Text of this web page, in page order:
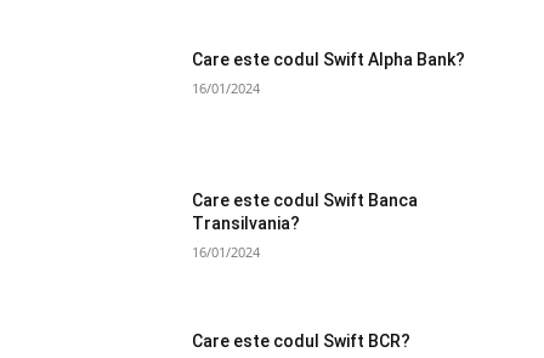
Care este codul Swift Alpha Bank?
16/01/2024
Care este codul Swift Banca
Transilvania?
16/01/2024
Care este codul Swift BCR?